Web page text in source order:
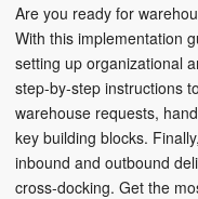
Are you ready for
With this implementation
setting up organizational
step-by-step instructions
warehouse requests,
key building blocks.
inbound and outbound
cross-docking. Get the